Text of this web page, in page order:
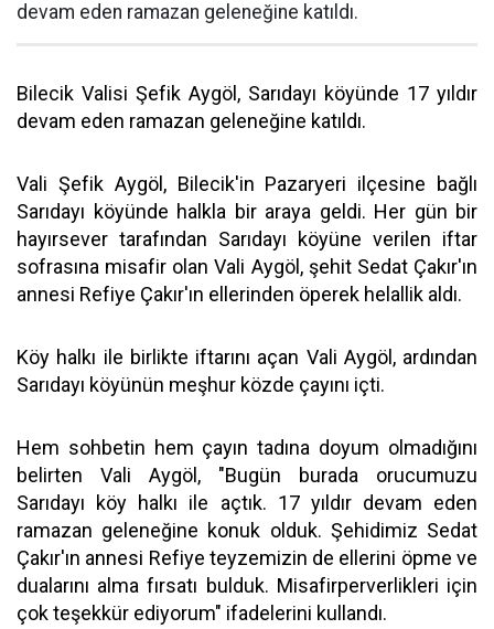
devam eden ramazan geleneğine katıldı.
Bilecik Valisi Şefik Aygöl, Sarıdayı köyünde 17 yıldır
devam eden ramazan geleneğine katıldı.
Vali Şefik Aygöl, Bilecik'in Pazaryeri ilçesine bağlı
Sarıdayı köyünde halkla bir araya geldi. Her gün bir
hayırsever tarafından Sarıdayı köyüne verilen iftar
sofrasına misafir olan Vali Aygöl, şehit Sedat Çakır'ın
annesi Refiye Çakır'ın ellerinden öperek helallik aldı.
Köy halkı ile birlikte iftarını açan Vali Aygöl, ardından
Sarıdayı köyünün meşhur közde çayını içti.
Hem sohbetin hem çayın tadına doyum olmadığını
belirten Vali Aygöl, "Bugün burada orucumuzu
Sarıdayı köy halkı ile açtık. 17 yıldır devam eden
ramazan geleneğine konuk olduk. Şehidimiz Sedat
Çakır'ın annesi Refiye teyzemizin de ellerini öpme ve
dualarını alma fırsatı bulduk. Misafirperverlikleri için
çok teşekkür ediyorum" ifadelerini kullandı.